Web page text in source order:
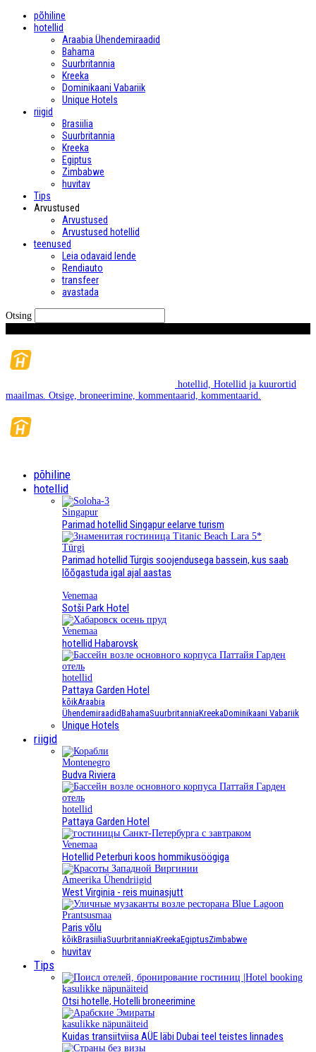
põhiline
hotellid
Araabia Ühendemiraadid
Bahama
Suurbritannia
Kreeka
Dominikaani Vabariik
Unique Hotels
riigid
Brasiilia
Suurbritannia
Kreeka
Egiptus
Zimbabwe
huvitav
Tips
Arvustused
Arvustused
Arvustused hotellid
teenused
Leia odavaid lende
Rendiauto
transfeer
avastada
Otsing
hotellid, Hotellid ja kuurortid
maailmas. Otsige, broneerimine, kommentaarid, kommentaarid.
põhiline
hotellid
Singapur
Parimad hotellid Singapur eelarve turism
Türgi
Parimad hotellid Türgis soojendusega bassein, kus saab
lõõgastuda igal ajal aastas
Venemaa
Sotši Park Hotel
Venemaa
hotellid Habarovsk
hotellid
Pattaya Garden Hotel
kõikAraabia
ÜhendemiraadidBahamaSuurbritanniaKreekaDominikaani Vabariik
Unique Hotels
riigid
Montenegro
Budva Riviera
hotellid
Pattaya Garden Hotel
Venemaa
Hotellid Peterburi koos hommikusöögiga
Ameerika Ühendriigid
West Virginia - reis muinasjutt
Prantsusmaa
Paris võlu
kõikBrasiiliaSuurbritanniaKreekaEgiptusZimbabwe
huvitav
Tips
kasulikke näpunäiteid
Otsi hotelle, Hotelli broneerimine
kasulikke näpunäiteid
Kuidas transiitviisa AÜE läbi Dubai teel teistes linnades